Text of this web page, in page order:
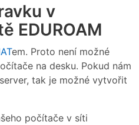
v
EDUROAM
em. Proto není možné
na desku. Pokud nám
tak je možné vytvořit
počítače v síti